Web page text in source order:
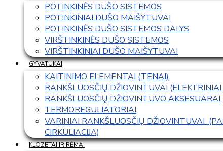
POTINKINĖS DUŠO SISTEMOS
POTINKINIAI DUŠO MAIŠYTUVAI
POTINKINĖS DUŠO SISTEMOS DALYS
VIRŠTINKINĖS DUŠO SISTEMOS
VIRŠTINKINIAI DUŠO MAIŠYTUVAI
GYVATUKAI
KAITINIMO ELEMENTAI (TENAI)
RANKŠLUOSČIŲ DŽIOVINTUVAI
RANKŠLUOSČIŲ DŽIOVINTUVO AKSESUARAI
TERMOREGULIATORIAI
VARINIAI RANKŠLUOSČIŲ DŽIOVINTUVAI
CIRKULIACIJA)
KLOZETAI IR RĖMAI